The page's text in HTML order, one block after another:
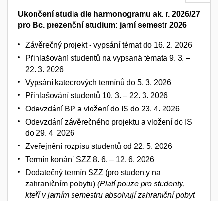
Ukončení studia dle harmonogramu ak. r. 2026/27
pro Bc. prezenční studium: jarní semestr 2026
Závěrečný projekt - vypsání témat do 16. 2. 2026
Přihlašování studentů na vypsaná témata 9. 3. –
22. 3. 2026
Vypsání katedrových termínů do 5. 3. 2026
Přihlašování studentů 10. 3. – 22. 3. 2026
Odevzdání BP a vložení do IS do 23. 4. 2026
Odevzdání závěrečného projektu a vložení do IS
do 29. 4. 2026
Zveřejnění rozpisu studentů od 22. 5. 2026
Termín konání SZZ 8. 6. – 12. 6. 2026
Dodatečný termín SZZ (pro studenty na
zahraničním pobytu) (Platí pouze pro studenty,
kteří v jarním semestru absolvují zahraniční pobyt